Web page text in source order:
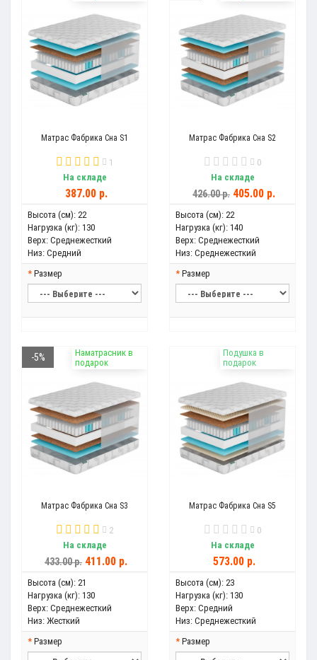
Матрас Фабрика Сна S1
1
На складе
387.00 р.
Высота (см): 22
Нагрузка (кг): 130
Верх: Среднежесткий
Низ: Средний
Размер
Матрас Фабрика Сна S2
0
На складе
426.00 р. 405.00 р.
Высота (см): 22
Нагрузка (кг): 140
Верх: Среднежесткий
Низ: Среднежесткий
Размер
Наматрасник в
подарок
-5%
Матрас Фабрика Сна S3
2
На складе
433.00 р. 411.00 р.
Высота (см): 21
Нагрузка (кг): 130
Верх: Среднежесткий
Низ: Жесткий
Размер
Подушка в
подарок
Матрас Фабрика Сна S5
0
На складе
573.00 р.
Высота (см): 23
Нагрузка (кг): 130
Верх: Средний
Низ: Среднежесткий
Размер